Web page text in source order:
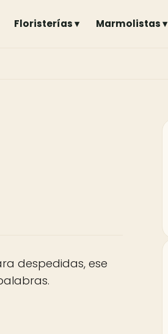
Floristerías ▾ Marmolistas ▾
despedidas, ese